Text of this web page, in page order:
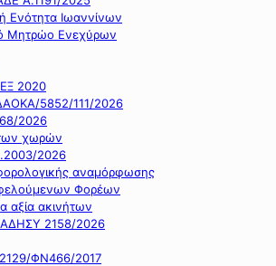
Ενότητα Ιωαννίνων
Μητρώο Ενεχύρων
2020
5852/111/2026
2026
χωρών
2026
αναμόρφωσης
Φορέων
αξία ακινήτων
2158/2026
ΦΝ466/2017